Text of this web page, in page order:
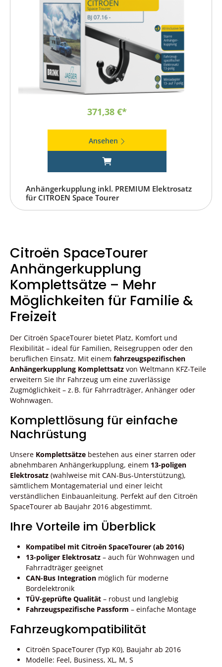
371,38 €*
Ansehen
Anhängerkupplung inkl. PREMIUM Elektrosatz
für CITROEN Space Tourer
Citroën SpaceTourer
Anhängerkupplung
Komplettsätze – Mehr
Möglichkeiten für Familie &
Freizeit
Der Citroën SpaceTourer bietet Platz, Komfort und
Flexibilität – ideal für Familien, Reisegruppen oder den
beruflichen Einsatz. Mit einem fahrzeugspezifischen
Anhängerkupplung Komplettsatz von Weltmann KFZ-Teile
erweitern Sie Ihr Fahrzeug um eine zuverlässige
Zugmöglichkeit – z. B. für Fahrradträger, Anhänger oder
Wohnwagen.
Komplettlösung für einfache
Nachrüstung
Unsere Komplettsätze bestehen aus einer starren oder
abnehmbaren Anhängerkupplung, einem 13-poligen
Elektrosatz (wahlweise mit CAN-Bus-Unterstützung),
sämtlichem Montagematerial und einer leicht
verständlichen Einbauanleitung. Perfekt auf den Citroën
SpaceTourer ab Baujahr 2016 abgestimmt.
Ihre Vorteile im Überblick
Kompatibel mit Citroën SpaceTourer (ab 2016)
13-poliger Elektrosatz – auch für Wohnwagen und
Fahrradträger geeignet
CAN-Bus Integration möglich für moderne
Bordelektronik
TÜV-geprüfte Qualität – robust und langlebig
Fahrzeugspezifische Passform – einfache Montage
Fahrzeugkompatibilität
Citroën SpaceTourer (Typ K0), Baujahr ab 2016
Modelle: Feel, Business, XL, M, S